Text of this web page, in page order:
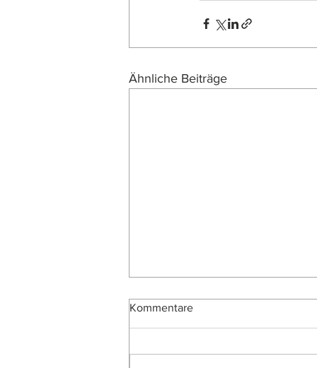
Ähnliche Beiträge
Kommentare